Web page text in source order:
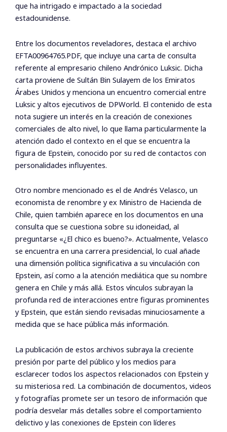
que ha intrigado e impactado a la sociedad
estadounidense.
Entre los documentos reveladores, destaca el archivo
EFTA00964765.PDF, que incluye una carta de consulta
referente al empresario chileno Andrónico Luksic. Dicha
carta proviene de Sultán Bin Sulayem de los Emiratos
Árabes Unidos y menciona un encuentro comercial entre
Luksic y altos ejecutivos de DPWorld. El contenido de esta
nota sugiere un interés en la creación de conexiones
comerciales de alto nivel, lo que llama particularmente la
atención dado el contexto en el que se encuentra la
figura de Epstein, conocido por su red de contactos con
personalidades influyentes.
Otro nombre mencionado es el de Andrés Velasco, un
economista de renombre y ex Ministro de Hacienda de
Chile, quien también aparece en los documentos en una
consulta que se cuestiona sobre su idoneidad, al
preguntarse «¿El chico es bueno?». Actualmente, Velasco
se encuentra en una carrera presidencial, lo cual añade
una dimensión política significativa a su vinculación con
Epstein, así como a la atención mediática que su nombre
genera en Chile y más allá. Estos vínculos subrayan la
profunda red de interacciones entre figuras prominentes
y Epstein, que están siendo revisadas minuciosamente a
medida que se hace pública más información.
La publicación de estos archivos subraya la creciente
presión por parte del público y los medios para
esclarecer todos los aspectos relacionados con Epstein y
su misteriosa red. La combinación de documentos, videos
y fotografías promete ser un tesoro de información que
podría desvelar más detalles sobre el comportamiento
delictivo y las conexiones de Epstein con líderes